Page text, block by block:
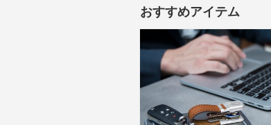
おすすめアイテム